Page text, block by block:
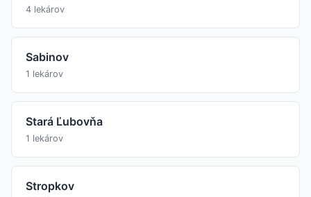
4 lekárov
Sabinov
1 lekárov
Stará Ľubovňa
1 lekárov
Stropkov